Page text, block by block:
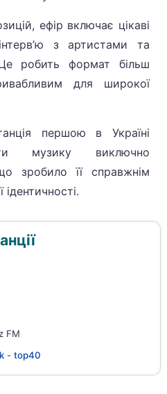
ефір включає цікаві
з артистами та
робить формат більш
для широкої
першою в Україні
музику виключно
зробило її справжнім
FM
- top40